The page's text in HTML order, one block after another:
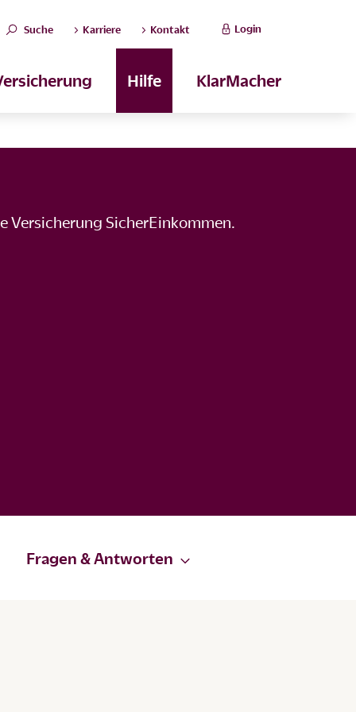
Suche Karriere Kontakt Login
Hilfe KlarMacher
Versicherung SicherEinkommen.
Fragen & Antworten